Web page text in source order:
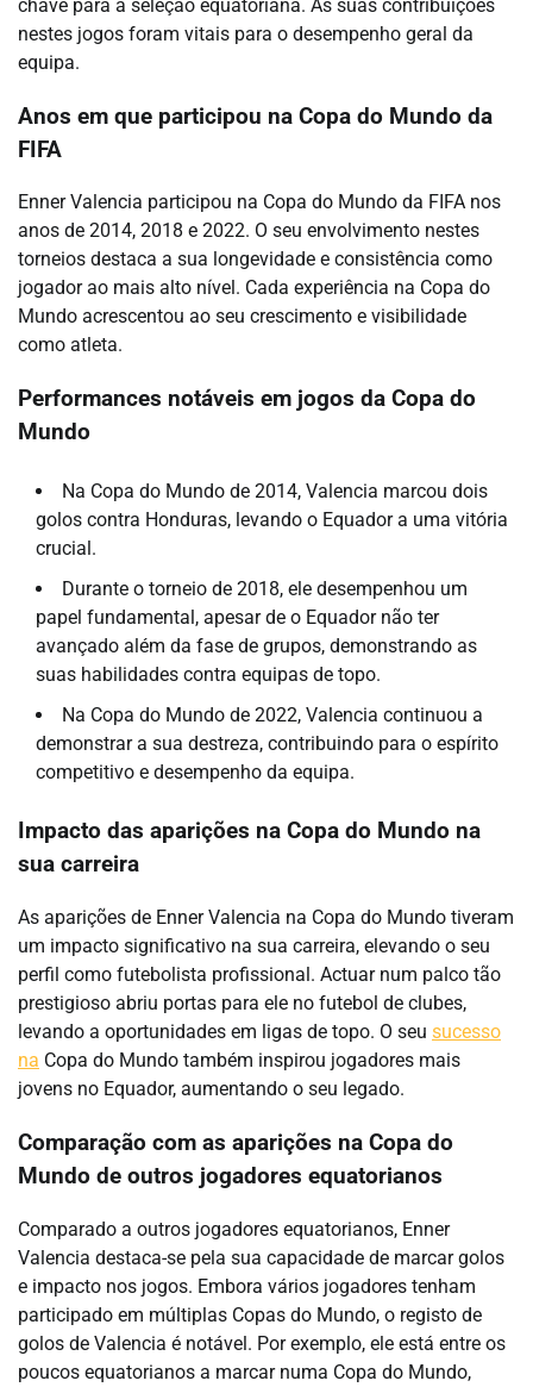
chave para a seleção equatoriana. As suas contribuições
nestes jogos foram vitais para o desempenho geral da
equipa.
Anos em que participou na Copa do Mundo da
FIFA
Enner Valencia participou na Copa do Mundo da FIFA nos
anos de 2014, 2018 e 2022. O seu envolvimento nestes
torneios destaca a sua longevidade e consistência como
jogador ao mais alto nível. Cada experiência na Copa do
Mundo acrescentou ao seu crescimento e visibilidade
como atleta.
Performances notáveis em jogos da Copa do
Mundo
Na Copa do Mundo de 2014, Valencia marcou dois
golos contra Honduras, levando o Equador a uma vitória
crucial.
Durante o torneio de 2018, ele desempenhou um
papel fundamental, apesar de o Equador não ter
avançado além da fase de grupos, demonstrando as
suas habilidades contra equipas de topo.
Na Copa do Mundo de 2022, Valencia continuou a
demonstrar a sua destreza, contribuindo para o espírito
competitivo e desempenho da equipa.
Impacto das aparições na Copa do Mundo na
sua carreira
As aparições de Enner Valencia na Copa do Mundo tiveram
um impacto significativo na sua carreira, elevando o seu
perfil como futebolista profissional. Actuar num palco tão
prestigioso abriu portas para ele no futebol de clubes,
levando a oportunidades em ligas de topo. O seu sucesso
na Copa do Mundo também inspirou jogadores mais
jovens no Equador, aumentando o seu legado.
Comparação com as aparições na Copa do
Mundo de outros jogadores equatorianos
Comparado a outros jogadores equatorianos, Enner
Valencia destaca-se pela sua capacidade de marcar golos
e impacto nos jogos. Embora vários jogadores tenham
participado em múltiplas Copas do Mundo, o registo de
golos de Valencia é notável. Por exemplo, ele está entre os
poucos equatorianos a marcar numa Copa do Mundo,